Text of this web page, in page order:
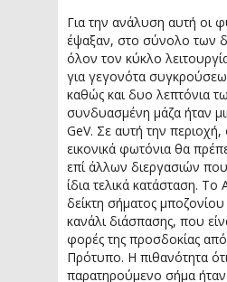
Για την ανάλυση αυτή οι
έψαξαν, στο σύνολο των
όλον τον κύκλο
για γεγονότα
καθώς και δυο λεπτόνια
συνδυασμένη μάζα ήταν
GeV. Σε αυτή την περιοχή,
εικονικά φωτόνια θα
επί άλλων διεργασιών
ίδια τελικά κατάσταση. Το
δείκτη σήματος
κανάλι διάσπασης, που
φορές της προσδοκίας
Πρότυπο. Η πιθανότητα
παρατηρούμενο σήμα ήταν